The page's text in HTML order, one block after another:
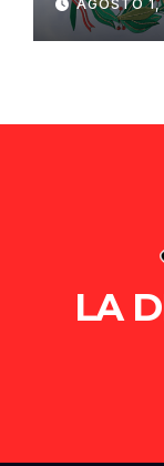
de
AGOSTO
LA